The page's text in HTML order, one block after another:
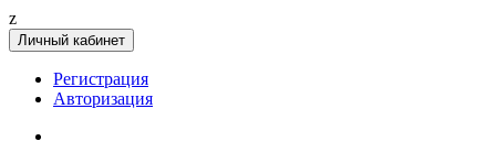
z
Личный кабинет
Регистрация
Авторизация